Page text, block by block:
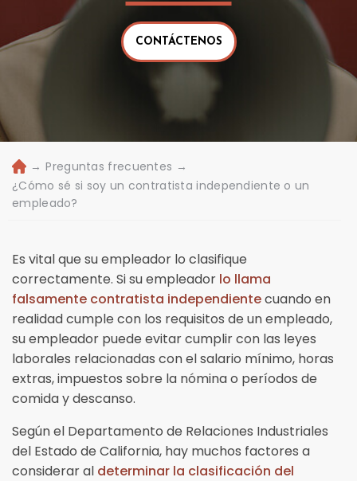
CONTÁCTENOS
Ini
ci
o
→ Preguntas frecuentes →
¿Cómo sé si soy un contratista independiente o un
empleado?
Es vital que su empleador lo clasifique
correctamente. Si su empleador lo llama
falsamente contratista independientecuando en
realidad cumple con los requisitos de un empleado,
su empleador puede evitar cumplir con las leyes
laborales relacionadas con el salario mínimo, horas
extras, impuestos sobre la nómina o períodos de
comida y descanso.
Según el Departamento de Relaciones Industriales
del Estado de California, hay muchos factores a
considerar al determinar la clasificación del